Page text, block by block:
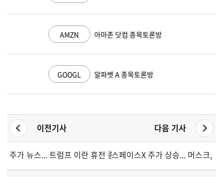
아마존 닷컴 종목토론방
알파벳 A 종목토론방
이전기사 다음 기사
주가 뉴스... 트럼프 이란 휴전 종료 선언에 선물 급락, 유가 급등
스페이스X 주가 상승... 머스크,